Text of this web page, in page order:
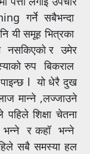
गर्ने सबैभन्दा
यी समूह भित्रका
नसकिएको र उमेर
रुप बिकराल
l यो धेरै दुख
मान्ने ,लज्जाउने
शिक्षा चेतना
भन्ने र कहॉ भन्ने
सबै समस्या हल